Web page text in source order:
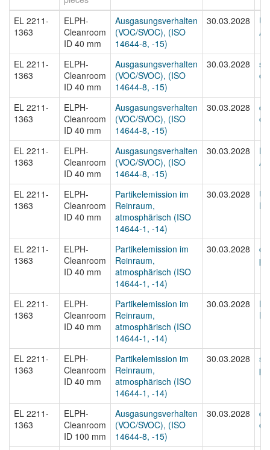
EL 2211-
1363
ELPH-
Cleanroom
ID 40 mm
Ausgasungsverhalten
(VOC/SVOC), (ISO
14644-8, -15)
30.03.2028
EL 2211-
1363
ELPH-
Cleanroom
ID 40 mm
Ausgasungsverhalten
(VOC/SVOC), (ISO
14644-8, -15)
30.03.2028
EL 2211-
1363
ELPH-
Cleanroom
ID 40 mm
Ausgasungsverhalten
(VOC/SVOC), (ISO
14644-8, -15)
30.03.2028
EL 2211-
1363
ELPH-
Cleanroom
ID 40 mm
Ausgasungsverhalten
(VOC/SVOC), (ISO
14644-8, -15)
30.03.2028
EL 2211-
1363
ELPH-
Cleanroom
ID 40 mm
Partikelemission im
Reinraum,
atmosphärisch (ISO
14644-1, -14)
30.03.2028
EL 2211-
1363
ELPH-
Cleanroom
ID 40 mm
Partikelemission im
Reinraum,
atmosphärisch (ISO
14644-1, -14)
30.03.2028
EL 2211-
1363
ELPH-
Cleanroom
ID 40 mm
Partikelemission im
Reinraum,
atmosphärisch (ISO
14644-1, -14)
30.03.2028
EL 2211-
1363
ELPH-
Cleanroom
ID 40 mm
Partikelemission im
Reinraum,
atmosphärisch (ISO
14644-1, -14)
30.03.2028
EL 2211-
1363
ELPH-
Cleanroom
ID 100 mm
Ausgasungsverhalten
(VOC/SVOC), (ISO
14644-8, -15)
30.03.2028